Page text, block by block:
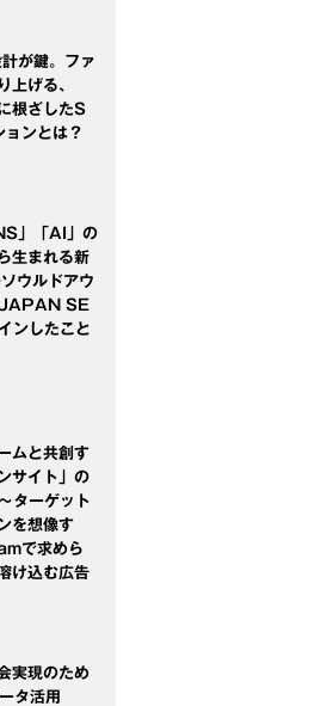
が鍵。ファ
上げる、
根ざしたS
ョンとは？
」「AI」の
生まれる新
ウルドアウ
JAPAN SE
ンしたこと
ムと共創す
サイト」の
ターゲット
を想像す
で求めら
け込む広告
実現のため
タ活用